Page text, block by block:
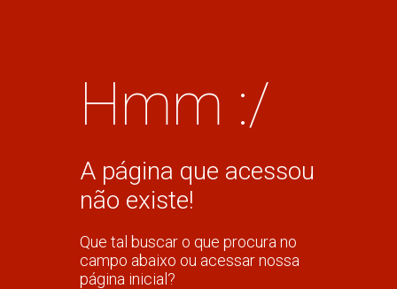
Hmm :/
A página que acessou
não existe!
Que tal buscar o que procura no
campo abaixo ou acessar nossa
página inicial?